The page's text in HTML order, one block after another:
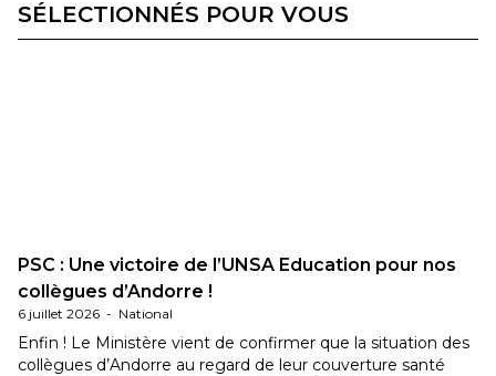
SÉLECTIONNÉS POUR VOUS
PSC : Une victoire de l’UNSA Education pour nos
collègues d’Andorre !
6 juillet 2026 - National
Enfin ! Le Ministère vient de confirmer que la situation des
collègues d’Andorre au regard de leur couverture santé